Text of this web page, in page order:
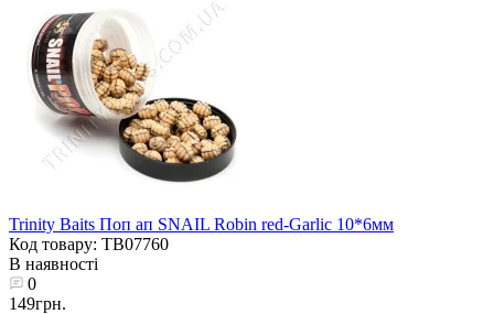
Trinity Baits Поп ап SNAIL Robin red-Garlic 10*6мм
Код товару: TB07760
В наявності
0
149грн.